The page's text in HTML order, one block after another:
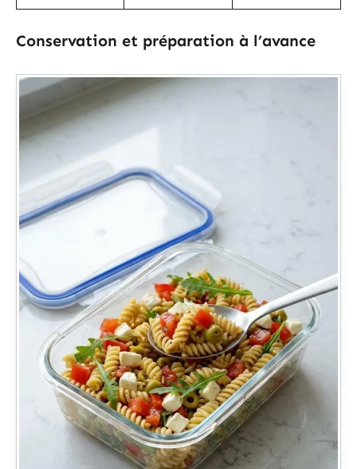
Conservation et préparation à l’avance